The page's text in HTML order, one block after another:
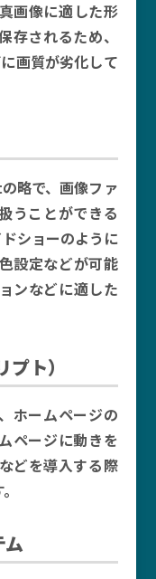
画像に適した形
存されるため、
画質が劣化して
略で、画像ファ
うことができる
ショーのように
設定などが可能
ンなどに適した
ト）
ホームページの
ページに動きを
どを導入する際